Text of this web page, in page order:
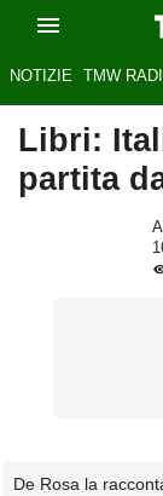
NOTIZIE TMW
Libri:
partita
De Rosa la